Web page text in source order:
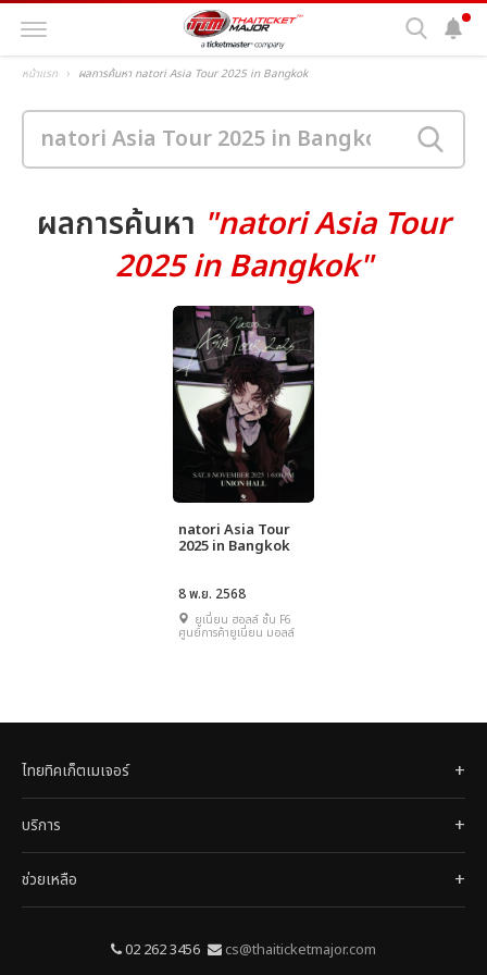
หน้าแรก ผลการค้นหา natori Asia Tour 2025 in Bangkok
ผลการค้นหา "natori Asia Tour
2025 in Bangkok"
natori Asia Tour
2025 in Bangkok
8 พ.ย. 2568
ยูเนี่ยน ฮอลล์ ชั้น F6
ศูนย์การค้ายูเนี่ยน มอลล์
ไทยทิคเก็ตเมเจอร์
บริการ
ช่วยเหลือ
02 262 3456 cs@thaiticketmajor.com